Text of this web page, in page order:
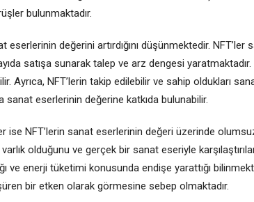
bulunmaktadır.
eserlerinin değerini artırdığını düşünmektedir.
satışa sunarak talep ve arz dengesi
Ayrıca, NFT’lerin takip edilebilir ve sahip oldukları
sanat eserlerinin değerine katkıda bulunabilir.
ise NFT’lerin sanat eserlerinin değeri üzerinde
olduğunu ve gerçek bir sanat eseriyle
ve enerji tüketimi konusunda endişe yarattığı
bir etken olarak görmesine sebep olmaktadır.